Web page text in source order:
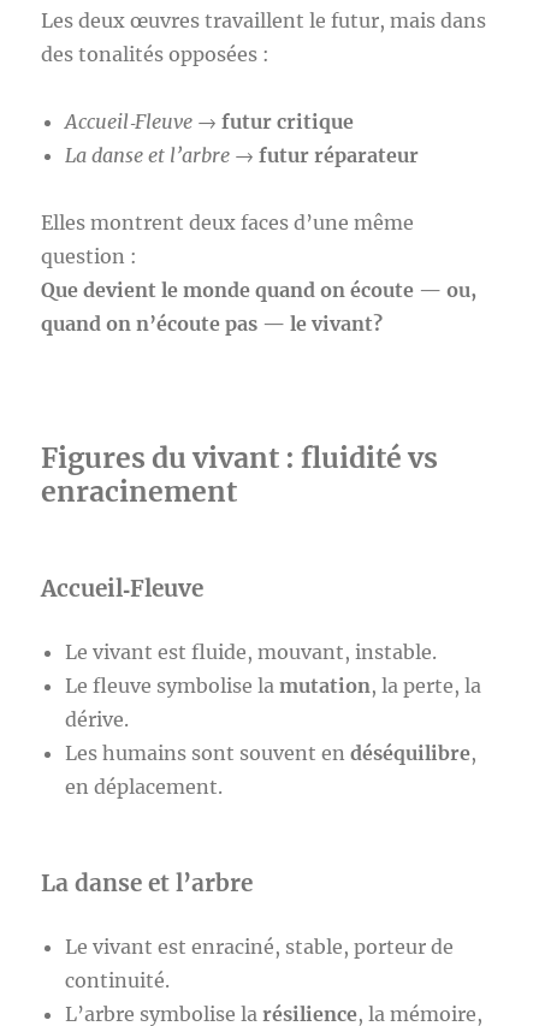
Les deux œuvres travaillent le futur, mais dans
des tonalités opposées :
Accueil‑Fleuve →futur critique
La danse et l’arbre →futur réparateur
Elles montrent deux faces d’une même
question :
Que devient le monde quand on écoute — ou,
quand on n’écoute pas — le vivant?
Figures du vivant : fluidité vs
enracinement
Accueil‑Fleuve
Le vivant est fluide, mouvant, instable.
Le fleuve symbolise lamutation, la perte, la
dérive.
Les humains sont souvent endéséquilibre,
en déplacement.
La danse et l’arbre
Le vivant est enraciné, stable, porteur de
continuité.
L’arbre symbolise la résilience, la mémoire,